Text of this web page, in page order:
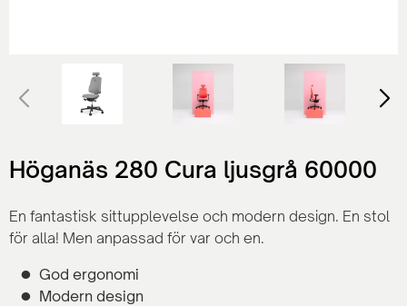
Höganäs 280 Cura ljusgrå 60000
En fantastisk sittupplevelse och modern design. En stol
för alla! Men anpassad för var och en.
God ergonomi
Modern design